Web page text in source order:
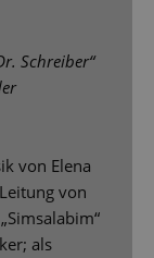
Schreiber“
von Elena
von
als